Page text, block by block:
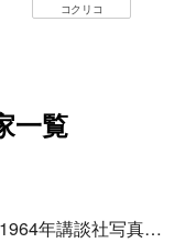
コクリコ
一覧
年講談社写真部